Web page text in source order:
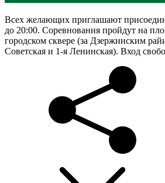
Всех желающих приглашают
до 20:00. Соревнования пройдут на
городском сквере (за Дзержинским
Советская и 1-я Ленинская). Вход